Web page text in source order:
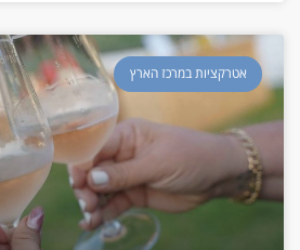
אטרקציות במרכז הארץ